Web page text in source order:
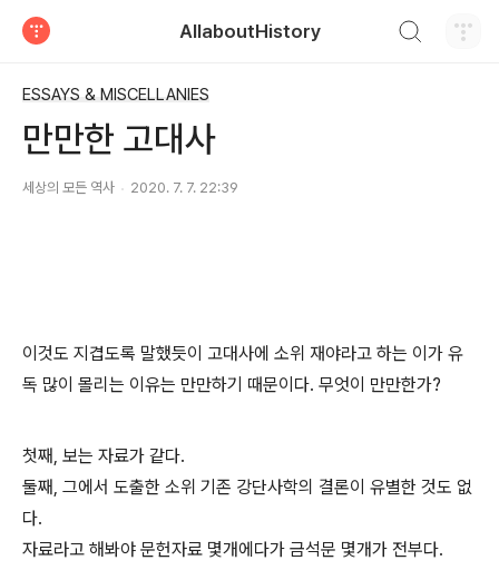
AllaboutHistory
ESSAYS & MISCELLANIES
만만한 고대사
세상의 모든 역사 2020. 7. 7. 22:39
이것도 지겹도록 말했듯이 고대사에 소위 재야라고 하는 이가 유
독 많이 몰리는 이유는 만만하기 때문이다. 무엇이 만만한가?
첫째, 보는 자료가 같다.
둘째, 그에서 도출한 소위 기존 강단사학의 결론이 유별한 것도 없
다.
자료라고 해봐야 문헌자료 몇개에다가 금석문 몇개가 전부다.